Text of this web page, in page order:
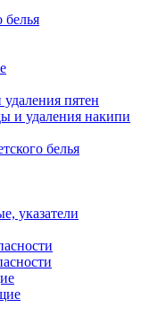
белья
пятен
и удаления накипи
белья
указатели